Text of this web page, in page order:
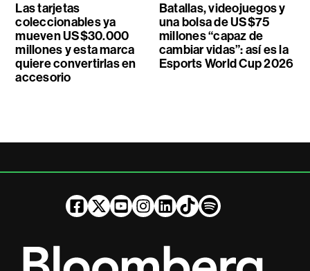
Las tarjetas
coleccionables ya
mueven US$30.000
millones y esta marca
quiere convertirlas en
accesorio
Batallas, videojuegos y
una bolsa de US$75
millones “capaz de
cambiar vidas”: así es la
Esports World Cup 2026